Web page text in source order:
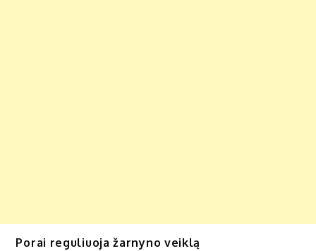
Porai reguliuoja žarnyno veiklą